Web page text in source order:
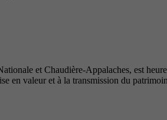
et Chaudière-Appalaches, est
en valeur et à la transmission du